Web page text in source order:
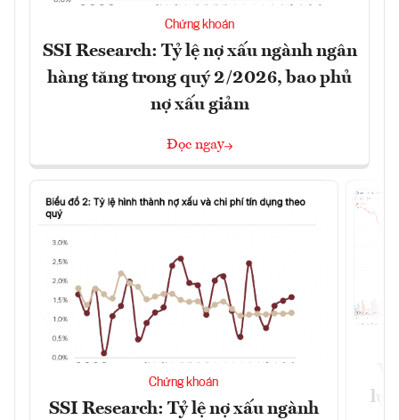
Chứng khoán
SSI Research: Tỷ lệ nợ xấu ngành ngân
hàng tăng trong quý 2/2026, bao phủ
nợ xấu giảm
Đọc ngay
Chứng khoán
SSI Research: Tỷ lệ nợ xấu ngành
lực